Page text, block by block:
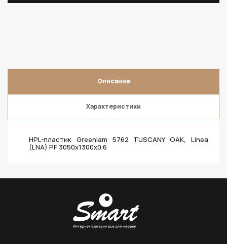
Описание
Характеристики
HPL-пластик Greenlam 5762 TUSCANY OAK, Linea
(LNA) PF 3050х1300х0.6